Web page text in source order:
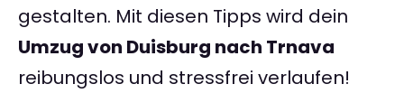
gestalten. Mit diesen Tipps wird dein
Umzug von Duisburg nach Trnava
reibungslos und stressfrei verlaufen!